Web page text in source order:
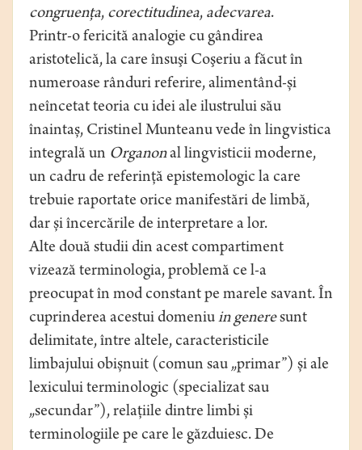
congruenţa, corectitudinea, adecvarea.
Printr-o fericită analogie cu gândirea
aristotelică, la care însuşi Coşeriu a făcut în
numeroase rânduri referire, alimentând-și
neîncetat teoria cu idei ale ilustrului său
înaintaș, Cristinel Munteanu vede în lingvistica
integrală un Organonal lingvisticii moderne,
un cadru de referinţă epistemologic la care
trebuie raportate orice manifestări de limbă,
dar și încercările de interpretare a lor.
Alte două studii din acest compartiment
vizează terminologia, problemă ce l-a
preocupat în mod constant pe marele savant. În
cuprinderea acestui domeniuin generesunt
delimitate, între altele, caracteristicile
limbajului obișnuit (comun sau „primar”) și ale
lexicului terminologic (specializat sau
„secundar”), relațiile dintre limbi și
terminologiile pe care le găzduiesc. De